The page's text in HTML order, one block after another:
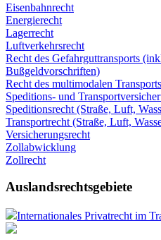
Eisenbahnrecht
Energierecht
Lagerrecht
Luftverkehrsrecht
Recht des Gefahrguttransports
Bußgeldvorschriften)
Recht des multimodalen Transports
Speditions- und
Speditionsrecht (Straße, Luft,
Transportrecht (Straße, Luft,
Versicherungsrecht
Zollabwicklung
Zollrecht
Auslandsrechtsgebiete
Internationales Privatrecht im